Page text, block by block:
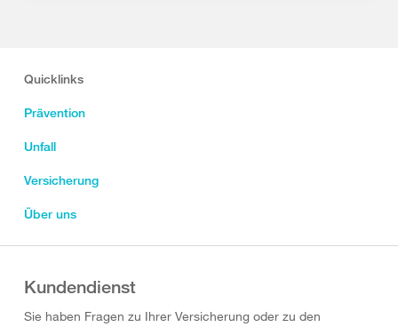
Quicklinks
Prävention
Unfall
Versicherung
Über uns
Kundendienst
Sie haben Fragen zu Ihrer Versicherung oder zu den